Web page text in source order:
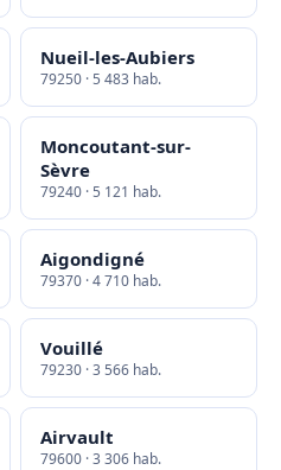
Nueil-les-Aubiers
79250 · 5 483 hab.
Moncoutant-sur-
Sèvre
79240 · 5 121 hab.
Aigondigné
79370 · 4 710 hab.
Vouillé
79230 · 3 566 hab.
Airvault
79600 · 3 306 hab.